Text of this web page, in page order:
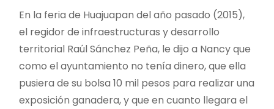
En la feria de Huajuapan del año pasado (2015),
el regidor de infraestructuras y desarrollo
territorial Raúl Sánchez Peña, le dijo a Nancy que
como el ayuntamiento no tenía dinero, que ella
pusiera de su bolsa 10 mil pesos para realizar una
exposición ganadera, y que en cuanto llegara el